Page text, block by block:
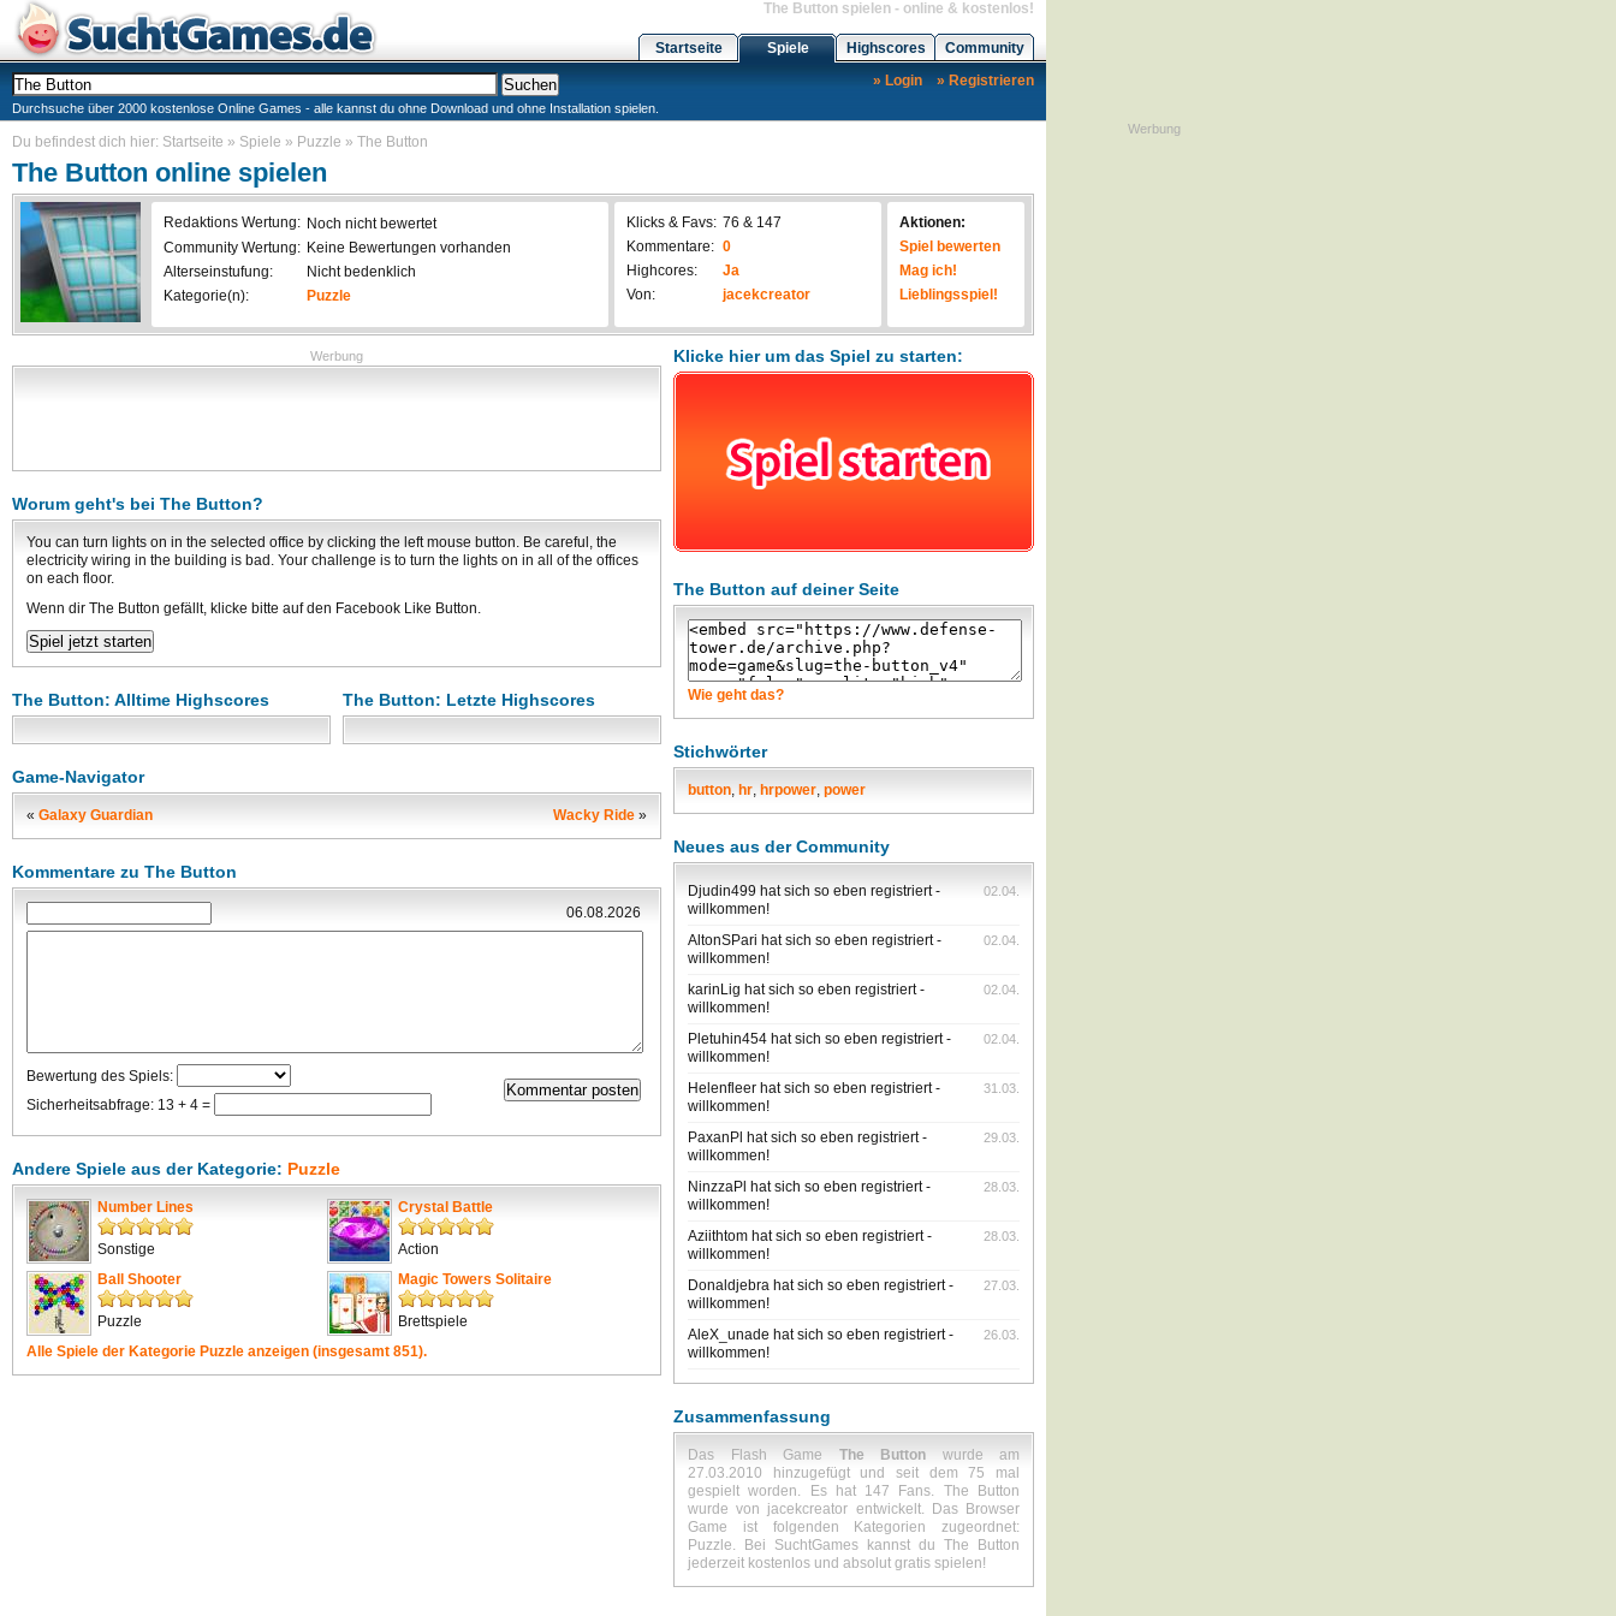
The Button spielen - online & kostenlos!
Startseite Spiele Highscores
Community
» Login
» Registrieren
Durchsuche über 2000 kostenlose Online Games - alle kannst du ohne Download und ohne Installation spielen.
Du befindest dich hier: Startseite » Spiele » Puzzle » The Button
The Button online spielen
Redaktions Wertung: Noch nicht bewertet
Community Wertung: Keine Bewertungen vorhanden
Alterseinstufung:
Nicht bedenklich
Kategorie(n):
Puzzle
Klicks & Favs: 76 & 147
Kommentare: 0
Highcores:
Ja
Von:
jacekcreator
Aktionen:
Spiel bewerten
Mag ich!
Lieblingsspiel!
Werbung
Worum geht's bei The Button?
You can turn lights on in the selected office by clicking the left mouse button. Be careful, the
electricity wiring in the building is bad. Your challenge is to turn the lights on in all of the offices
on each floor.
Wenn dir The Button gefällt, klicke bitte auf den Facebook Like Button.
The Button: Alltime Highscores The Button: Letzte Highscores
Game-Navigator
Wacky Ride »
« Galaxy Guardian
Kommentare zu The Button
06.08.2026
Bewertung des Spiels:
Sicherheitsabfrage: 13 + 4 =
Andere Spiele aus der Kategorie: Puzzle
Number Lines
Sonstige
Crystal Battle
Action
Ball Shooter
Puzzle
Magic Towers Solitaire
Brettspiele
Alle Spiele der Kategorie Puzzle anzeigen (insgesamt 851).
Klicke hier um das Spiel zu starten:
The Button auf deiner Seite
Wie geht das?
Stichwörter
button, hr, hrpower, power
Neues aus der Community
02.04.
Djudin499 hat sich so eben registriert -
willkommen!
02.04.
AltonSPari hat sich so eben registriert -
willkommen!
02.04.
karinLig hat sich so eben registriert -
willkommen!
02.04.
Pletuhin454 hat sich so eben registriert -
willkommen!
31.03.
Helenfleer hat sich so eben registriert -
willkommen!
29.03.
PaxanPl hat sich so eben registriert -
willkommen!
28.03.
NinzzaPl hat sich so eben registriert -
willkommen!
28.03.
Aziithtom hat sich so eben registriert -
willkommen!
27.03.
Donaldjebra hat sich so eben registriert -
willkommen!
26.03.
AleX_unade hat sich so eben registriert -
willkommen!
Zusammenfassung
Das Flash Game The Button wurde am
27.03.2010 hinzugefügt und seit dem 75 mal
gespielt worden. Es hat 147 Fans. The Button
wurde von jacekcreator entwickelt. Das Browser
Game ist folgenden Kategorien zugeordnet:
Puzzle. Bei SuchtGames kannst du The Button
jederzeit kostenlos und absolut gratis spielen!
Werbung